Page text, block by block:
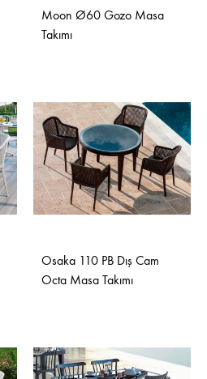
Moon Ø60 Gozo Masa
Takımı
Osaka 110 PB Dış Cam
Octa Masa Takımı